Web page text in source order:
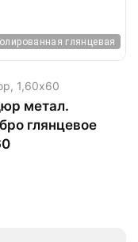
глянцевая
1,60х60
метал.
глянцевое